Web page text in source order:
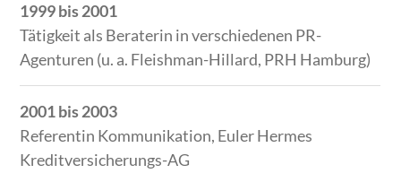
1999 bis 2001
Tätigkeit als Beraterin in verschiedenen PR-
Agenturen (u. a. Fleishman-Hillard, PRH Hamburg)
2001 bis 2003
Referentin Kommunikation, Euler Hermes
Kreditversicherungs-AG